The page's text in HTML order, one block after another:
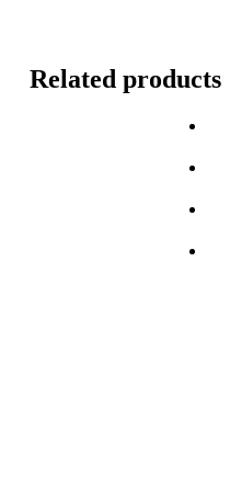
Related products